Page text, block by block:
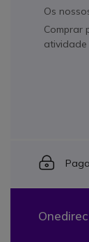
Os
Comprar
atividade
Icon